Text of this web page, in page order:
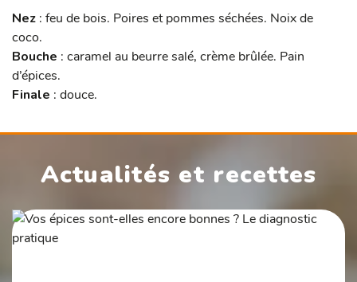
Nez : feu de bois. Poires et pommes séchées. Noix de
coco.
Bouche : caramel au beurre salé, crème brûlée. Pain
d’épices.
Finale : douce.
Actualités et recettes